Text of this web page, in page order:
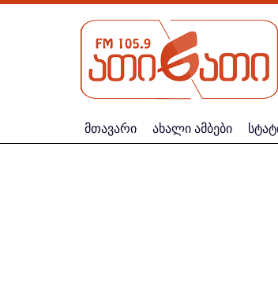
მთავარი ახალი ამბები